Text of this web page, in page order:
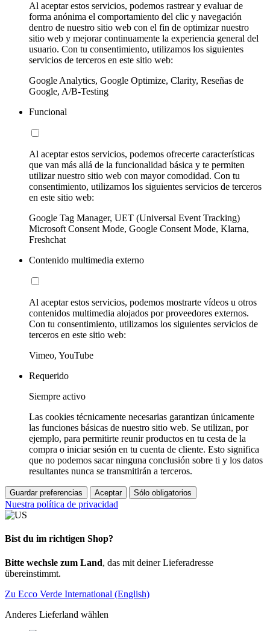
Al aceptar estos servicios, podemos rastrear y evaluar de
forma anónima el comportamiento del clic y navegación
dentro de nuestro sitio web con el fin de optimizar nuestro
sitio web y mejorar continuamente la experiencia general del
usuario. Con tu consentimiento, utilizamos los siguientes
servicios de terceros en este sitio web:
Google Analytics, Google Optimize, Clarity, Reseñas de
Google, A/B-Testing
Funcional
Al aceptar estos servicios, podemos ofrecerte características
que van más allá de la funcionalidad básica y te permiten
utilizar nuestro sitio web con mayor comodidad. Con tu
consentimiento, utilizamos los siguientes servicios de terceros
en este sitio web:
Google Tag Manager, UET (Universal Event Tracking)
Microsoft Consent Mode, Google Consent Mode, Klarna,
Freshchat
Contenido multimedia externo
Al aceptar estos servicios, podemos mostrarte vídeos u otros
contenidos multimedia alojados por proveedores externos.
Con tu consentimiento, utilizamos los siguientes servicios de
terceros en este sitio web:
Vimeo, YouTube
Requerido
Siempre activo
Las cookies técnicamente necesarias garantizan únicamente
las funciones básicas de nuestro sitio web. Se utilizan, por
ejemplo, para permitirte reunir productos en tu cesta de la
compra o iniciar sesión en tu cuenta de cliente. Esto significa
que no podemos sacar ninguna conclusión sobre ti y los datos
resultantes nunca se transmitirán a terceros.
Guardar preferencias Aceptar Sólo obligatorios
Nuestra política de privacidad
Bist du im richtigen Shop?
Bitte wechsle zum Land, das mit deiner Lieferadresse
übereinstimmt.
Zu Ecco Verde International (English)
Anderes Lieferland wählen